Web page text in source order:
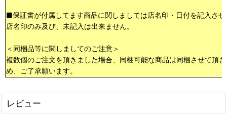
■保証書が付属してます商品に関しましては店名印・日付を記入さ
店名印のみ及び、未記入は出来ません。
＜同梱品等に関しましてのご注意＞
複数個のご注文を頂きました場合、同梱可能な商品は同梱させて頂
め、ご了承願います。
レビュー